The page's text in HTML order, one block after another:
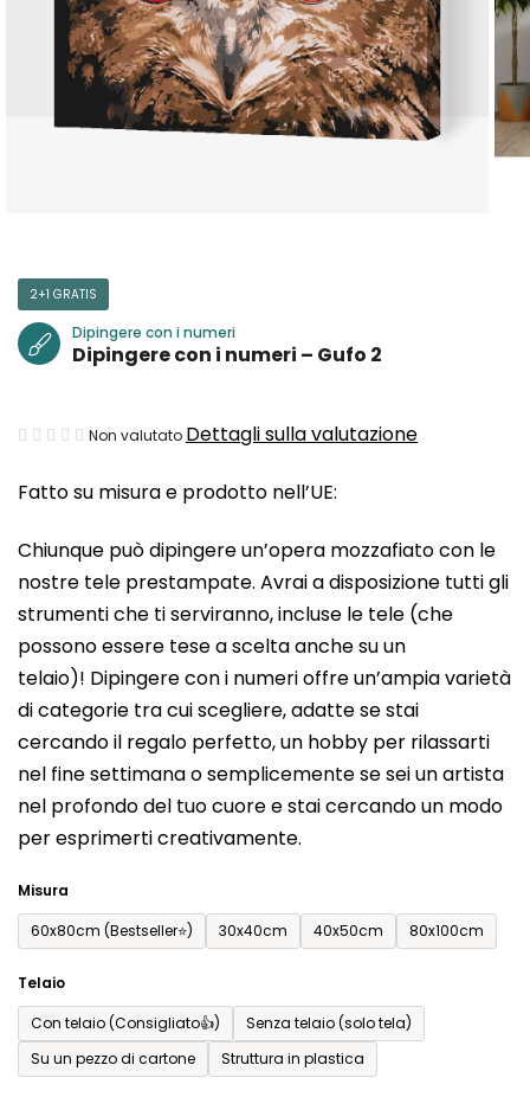
Fatto su misura e prodotto nell’UE:
Chiunque può dipingere un’opera mozzafiato con le
nostre tele prestampate. Avrai a disposizione tutti gli
strumenti che ti serviranno, incluse le tele (che
possono essere tese a scelta anche su un
telaio)! Dipingere con i numeri offre un’ampia varietà
di categorie tra cui scegliere, adatte se stai
cercando il regalo perfetto, un hobby per rilassarti
nel fine settimana o semplicemente se sei un artista
nel profondo del tuo cuore e stai cercando un modo
per esprimerti creativamente.
Misura
60x80cm (Bestseller⭐)
30x40cm 40x50cm 80x100cm
Telaio
Con telaio (Consigliato👍)
Senza telaio (solo tela)
Su un pezzo di cartone
Struttura in plastica
2+1 GRATIS
Dipingere con i numeri
Dipingere con i numeri – Gufo 2
La
media
prodotto
è
0,0
su
5
stelle.
Non valutato Dettagli sulla valutazione